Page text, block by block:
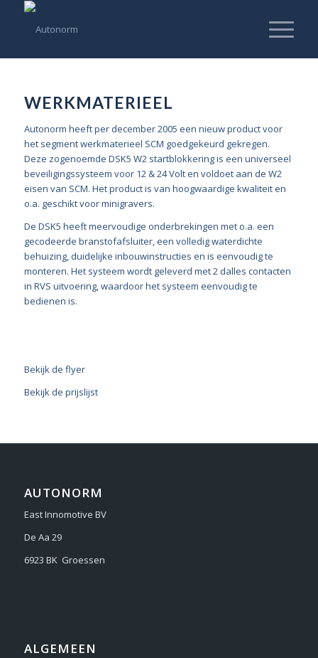
WERKMATERIEEL
Autonorm heeft per december 2005 een nieuw product voor
het segment werkmaterieel SCM goedgekeurd gekregen.
Deze zogenoemde DSK5 W2 startblokkering is een universeel
beveiligingssysteem voor 12 & 24 Volt en voldoet aan de W2
eisen van SCM. Het product is van hoogwaardige kwaliteit en
o.a. geschikt voor minigravers.
De DSK5 heeft meervoudige onderbrekingen met o.a. een
gecodeerde branstofafsluiter, een volledig waterdichte
behuizing, duidelijke inbouwinstructies en is eenvoudig te
monteren. Het systeem wordt geleverd met 2 dalles contacten
in RVS uitvoering, waardoor het systeem eenvoudig te
bedienen is.
Bekijk de flyer
Bekijk de prijslijst
AUTONORM
East Innomotive BV
De Aa 29
6923 BK Groessen
ALGEMEEN